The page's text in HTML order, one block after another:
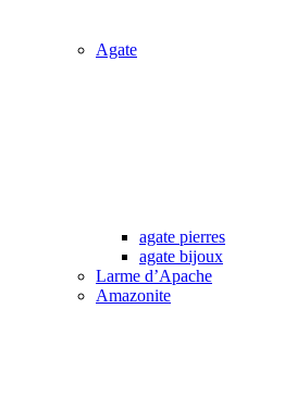
Agate
agate pierres
agate bijoux
Larme d’Apache
Amazonite